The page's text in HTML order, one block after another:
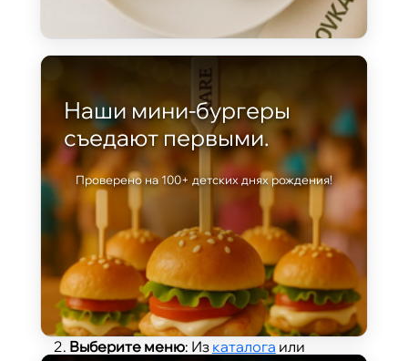
Наши мини-бургеры
съедают первыми.
Проверено на 100+ детских днях рождения!
Как заказать детский кейтеринг?
Сделать праздник вашего ребенка
идеальным проще, чем кажется:
Свяжитесь с нами и получите детское
меню: Звоните+7 (930) 245-28-91 ,
пишите в WhatsApp(ответим за 7 минут)
или заполнитеформу.
Выберите меню: Из каталога или